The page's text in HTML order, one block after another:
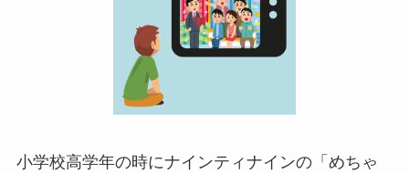
小学校高学年の時にナインティナインの「めちゃ